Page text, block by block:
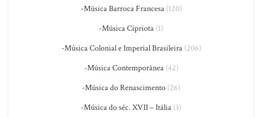
-Música Barroca Francesa(120)
-Música Cipriota (1)
-Música Colonial e Imperial Brasileira(206)
-Música Contemporânea(42)
-Música do Renascimento (26)
-Música do séc. XVII – Itália (3)